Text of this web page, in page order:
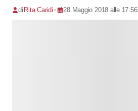
di Rita Caridi • 28 Maggio 2018 alle 17:56